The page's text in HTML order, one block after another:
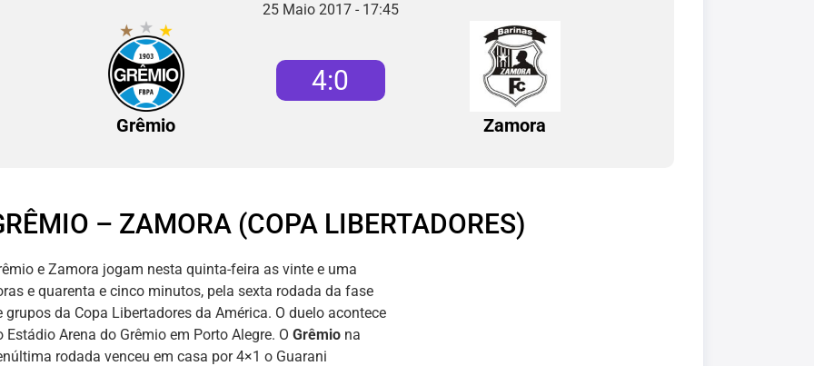
25 Maio 2017 - 17:45
Grêmio
4:0
Zamora
– ZAMORA (COPA LIBERTADORES)
e Zamora jogam nesta quinta-feira as vinte e uma
e quarenta e cinco minutos, pela sexta rodada da fase
grupos da Copa Libertadores da América. O duelo acontece
Estádio Arena do Grêmio em Porto Alegre. O Grêmiona
rodada venceu em casa por 4×1 o Guarani